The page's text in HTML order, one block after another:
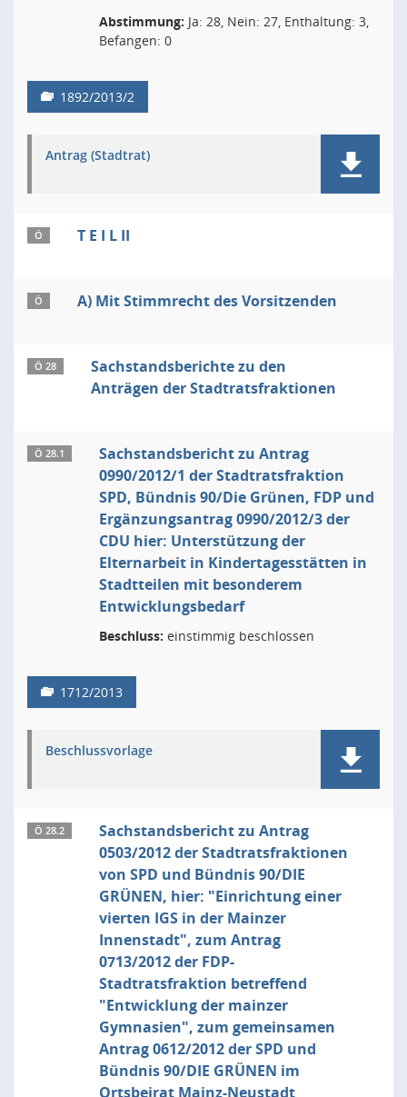
Abstimmung: Ja: 28, Nein: 27, Enthaltung: 3,
Befangen: 0
1892/2013/2
Antrag (Stadtrat)
Ö T E I L II
Ö A) Mit Stimmrecht des Vorsitzenden
Ö 28
Sachstandsberichte zu den
Anträgen der Stadtratsfraktionen
Ö 28.1
Sachstandsbericht zu Antrag
0990/2012/1 der Stadtratsfraktion
SPD, Bündnis 90/Die Grünen, FDP und
Ergänzungsantrag 0990/2012/3 der
CDU hier: Unterstützung der
Elternarbeit in Kindertagesstätten in
Stadtteilen mit besonderem
Entwicklungsbedarf
Beschluss: einstimmig beschlossen
1712/2013
Beschlussvorlage
Ö 28.2
Sachstandsbericht zu Antrag
0503/2012 der Stadtratsfraktionen
von SPD und Bündnis 90/DIE
GRÜNEN, hier: "Einrichtung einer
vierten IGS in der Mainzer
Innenstadt", zum Antrag
0713/2012 der FDP-
Stadtratsfraktion betreffend
"Entwicklung der mainzer
Gymnasien", zum gemeinsamen
Antrag 0612/2012 der SPD und
Bündnis 90/DIE GRÜNEN im
Ortsbeirat Mainz-Neustadt